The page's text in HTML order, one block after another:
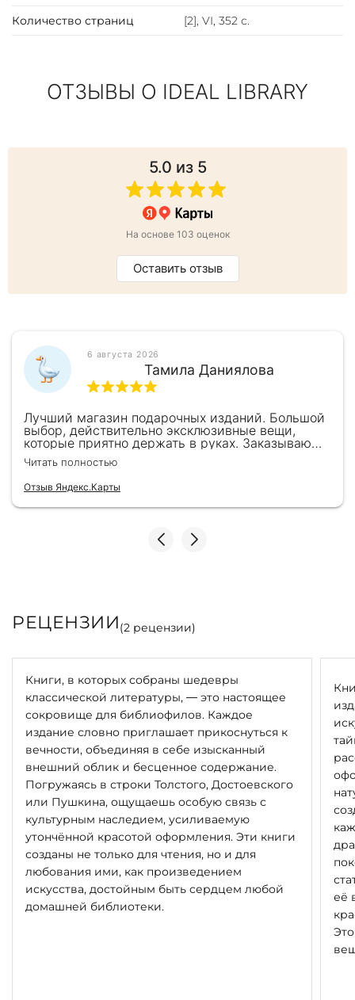
Количество страниц [2], VI, 352 с.
ОТЗЫВЫ О IDEAL LIBRARY
5.0 из 5
На основе 103 оценок
Оставить отзыв
6 августа 2026
Тамила Даниялова
Лучший магазин подарочных изданий. Большой
выбор, действительно эксклюзивные вещи,
которые приятно держать в руках. Заказываю
здесь уже второй раз для бизнес-партнеров,
всегда всё безупречно — от общения с
консультантами до качества самих книг.
Однозначно рекомендую
Читать полностью
Отзыв Яндекс.Карты
РЕЦЕНЗИИ(2 рецензии)
Книги, в которых собраны шедевры
классической литературы, — это настоящее
сокровище для библиофилов. Каждое
издание словно приглашает прикоснуться к
вечности, объединяя в себе изысканный
внешний облик и бесценное содержание.
Погружаясь в строки Толстого, Достоевского
или Пушкина, ощущаешь особую связь с
культурным наследием, усиливаемую
утончённой красотой оформления. Эти книги
созданы не только для чтения, но и для
любования ими, как произведением
искусства, достойным быть сердцем любой
домашней библиотеки.
её